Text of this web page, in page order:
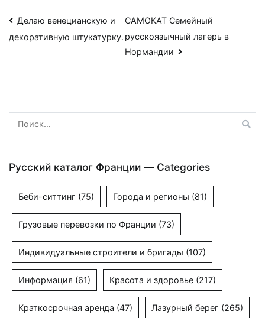
Навигация
по
Делаю венецианскую и
декоративную штукатурку.
САМОКАТ Семейный
русскоязычный лагерь в
Нормандии
Найти:
Русский каталог Франции — Categories
Беби-ситтинг (75) Города и регионы (81)
Грузовые перевозки по Франции (73)
Индивидуальные строители и бригады (107)
Информация (61) Красота и здоровье (217)
Краткосрочная аренда (47) Лазурный берег (265)